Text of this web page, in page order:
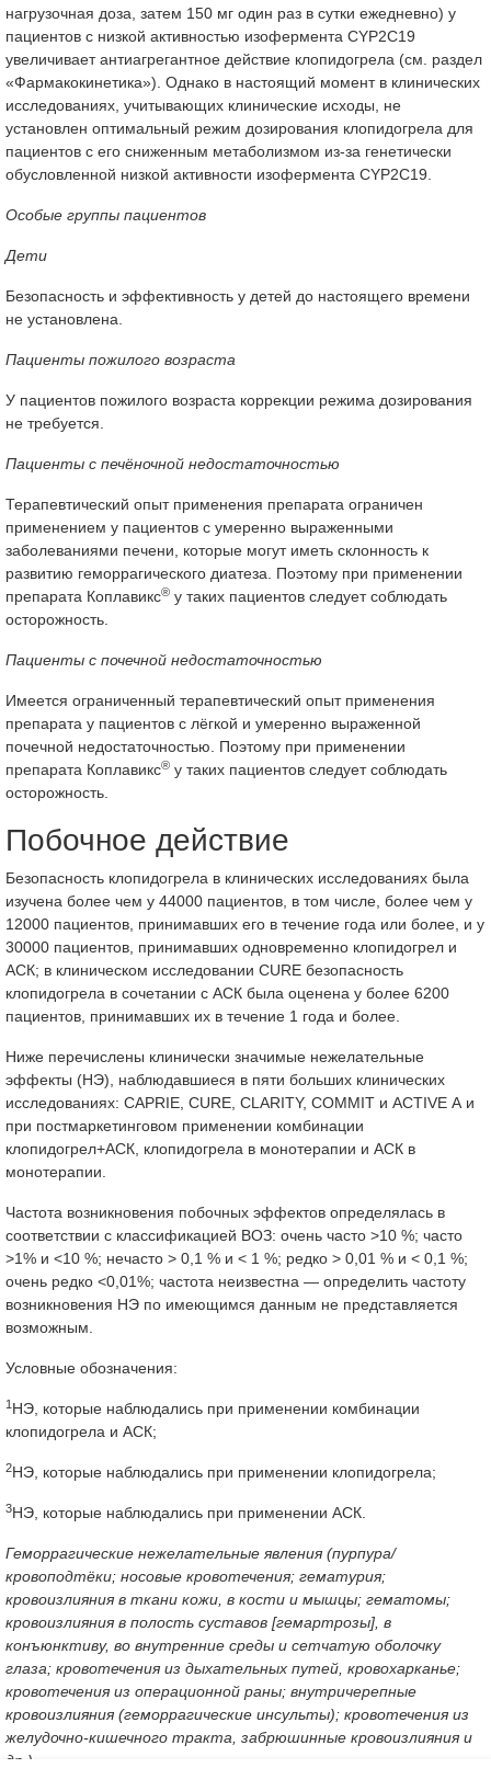
нагрузочная доза, затем 150 мг один раз в сутки ежедневно) у
пациентов с низкой активностью изофермента CYP2C19
увеличивает антиагрегантное действие клопидогрела (см. раздел
«Фармакокинетика»). Однако в настоящий момент в клинических
исследованиях, учитывающих клинические исходы, не
установлен оптимальный режим дозирования клопидогрела для
пациентов с его сниженным метаболизмом из-за генетически
обусловленной низкой активности изофермента CYP2C19.
Особые группы пациентов
Дети
Безопасность и эффективность у детей до настоящего времени
не установлена.
Пациенты пожилого возраста
У пациентов пожилого возраста коррекции режима дозирования
не требуется.
Пациенты с печёночной недостаточностью
Терапевтический опыт применения препарата ограничен
применением у пациентов с умеренно выраженными
заболеваниями печени, которые могут иметь склонность к
развитию геморрагического диатеза. Поэтому при применении
препарата Коплавикс® у таких пациентов следует соблюдать
осторожность.
Пациенты с почечной недостаточностью
Имеется ограниченный терапевтический опыт применения
препарата у пациентов с лёгкой и умеренно выраженной
почечной недостаточностью. Поэтому при применении
препарата Коплавикс® у таких пациентов следует соблюдать
осторожность.
Побочное действие
Безопасность клопидогрела в клинических исследованиях была
изучена более чем у 44000 пациентов, в том числе, более чем у
12000 пациентов, принимавших его в течение года или более, и у
30000 пациентов, принимавших одновременно клопидогрел и
АСК; в клиническом исследовании CURE безопасность
клопидогрела в сочетании с АСК была оценена у более 6200
пациентов, принимавших их в течение 1 года и более.
Ниже перечислены клинически значимые нежелательные
эффекты (НЭ), наблюдавшиеся в пяти больших клинических
исследованиях: CAPRIE, CURE, CLARITY, COMMIT и ACTIVE А и
при постмаркетинговом применении комбинации
клопидогрел+АСК, клопидогрела в монотерапии и АСК в
монотерапии.
Частота возникновения побочных эффектов определялась в
соответствии с классификацией ВОЗ: очень часто >10 %; часто
>1% и <10 %; нечасто > 0,1 % и < 1 %; редко > 0,01 % и < 0,1 %;
очень редко <0,01%; частота неизвестна — определить частоту
возникновения НЭ по имеющимся данным не представляется
возможным.
Условные обозначения:
1 НЭ, которые наблюдались при применении комбинации
клопидогрела и АСК;
2НЭ, которые наблюдались при применении клопидогрела;
3НЭ, которые наблюдались при применении АСК.
Геморрагические нежелательные явления (пурпура/
кровоподтёки; носовые кровотечения; гематурия;
кровоизлияния в ткани кожи, в кости и мышцы; гематомы;
кровоизлияния в полость суставов [гемартрозы], в
конъюнктиву, во внутренние среды и сетчатую оболочку
глаза; кровотечения из дыхательных путей, кровохарканье;
кровотечения из операционной раны; внутричерепные
кровоизлияния (геморрагические инсульты); кровотечения из
желудочно-кишечного тракта, забрюшинные кровоизлияния и
др.)